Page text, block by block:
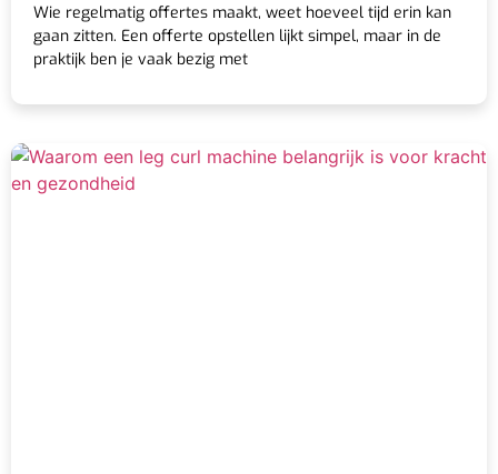
Wie regelmatig offertes maakt, weet hoeveel tijd erin kan
gaan zitten. Een offerte opstellen lijkt simpel, maar in de
praktijk ben je vaak bezig met